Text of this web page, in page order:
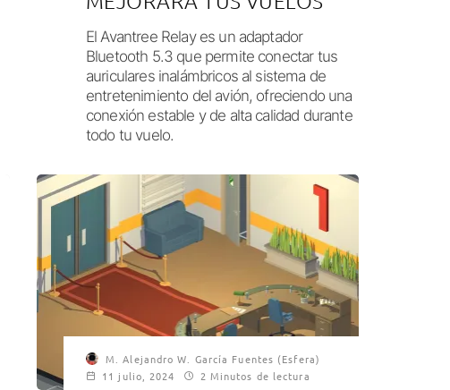
El Avantree Relay es un adaptador
Bluetooth 5.3 que permite conectar tus
auriculares inalámbricos al sistema de
entretenimiento del avión, ofreciendo una
conexión estable y de alta calidad durante
todo tu vuelo.
M. Alejandro W. García Fuentes (Esfera)
11 julio, 2024
2 Minutos de lectura